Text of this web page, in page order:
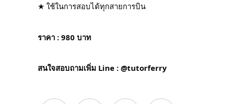
★ ใช้ในการสอบได้ทุกสายการบิน
ราคา : 980 บาท
สนใจสอบถามเพิ่ม Line : @tutorferry